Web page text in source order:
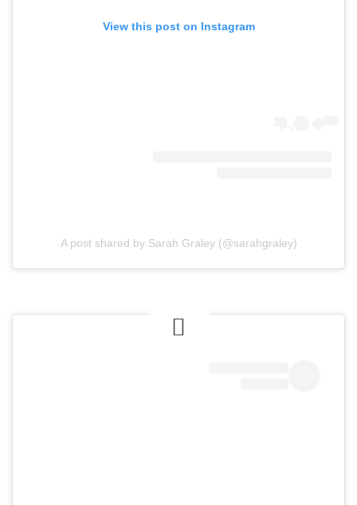
View this post on Instagram
A post shared by Sarah Graley (@sarahgraley)